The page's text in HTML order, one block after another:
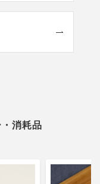
消耗品